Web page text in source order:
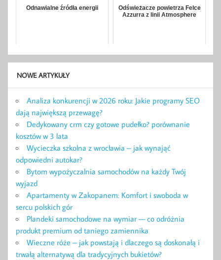
Odnawialne źródła energii
Odświeżacze powietrza Felce
Azzurra z linii Atmosphere
NOWE ARTYKUŁY
Analiza konkurencji w 2026 roku: Jakie programy SEO
dają największą przewagę?
Dedykowany crm czy gotowe pudełko? porównanie
kosztów w 3 lata
Wycieczka szkolna z wrocławia – jak wynająć
odpowiedni autokar?
Bytom wypożyczalnia samochodów na każdy Twój
wyjazd
Apartamenty w Zakopanem: Komfort i swoboda w
sercu polskich gór
Plandeki samochodowe na wymiar — co odróżnia
produkt premium od taniego zamiennika
Wieczne róże – jak powstają i dlaczego są doskonałą i
trwałą alternatywą dla tradycyjnych bukietów?